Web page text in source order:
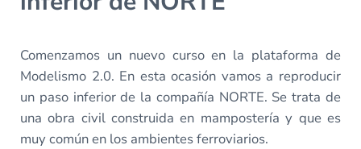
Comenzamos un nuevo curso en la plataforma de
Modelismo 2.0. En esta ocasión vamos a reproducir
un paso inferior de la compañía NORTE. Se trata de
una obra civil construida en mampostería y que es
muy común en los ambientes ferroviarios.